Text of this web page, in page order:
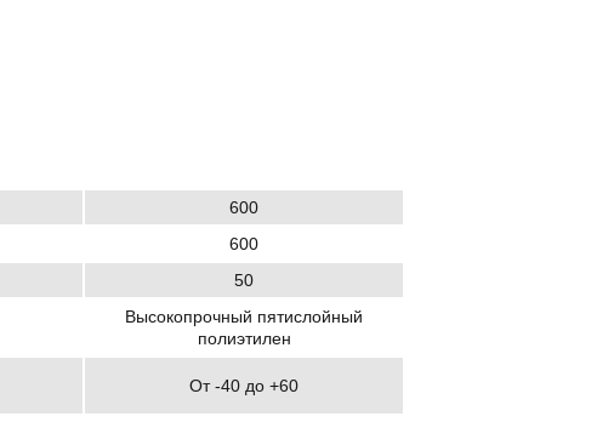
600
600
50
Высокопрочный пятислойный
полиэтилен
От -40 до +60